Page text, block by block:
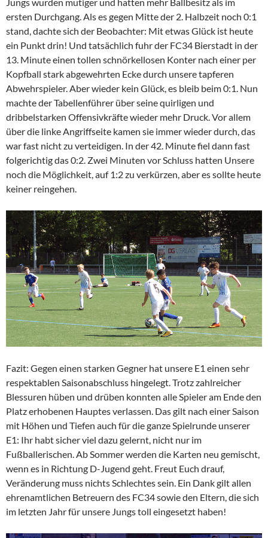
ersten Durchgang. Als es gegen Mitte der 2. Halbzeit noch 0:1
stand, dachte sich der Beobachter: Mit etwas Glück ist heute
ein Punkt drin! Und tatsächlich fuhr der FC34 Bierstadt in der
13. Minute einen tollen schnörkellosen Konter nach einer per
Kopfball stark abgewehrten Ecke durch unsere tapferen
Abwehrspieler. Aber wieder kein Glück, es bleib beim 0:1. Nun
machte der Tabellenführer über seine quirligen und
dribbelstarken Offensivkräfte wieder mehr Druck. Vor allem
über die linke Angriffseite kamen sie immer wieder durch, das
war fast nicht zu verteidigen. In der 42. Minute fiel dann fast
folgerichtig das 0:2. Zwei Minuten vor Schluss hatten Unsere
noch die Möglichkeit, auf 1:2 zu verkürzen, aber es sollte heute
keiner reingehen.
Fazit: Gegen einen starken Gegner hat unsere E1 einen sehr
respektablen Saisonabschluss hingelegt. Trotz zahlreicher
Blessuren hüben und drüben konnten alle Spieler am Ende den
Platz erhobenen Hauptes verlassen. Das gilt nach einer Saison
mit Höhen und Tiefen auch für die ganze Spielrunde unserer
E1: Ihr habt sicher viel dazu gelernt, nicht nur im
Fußballerischen. Ab Sommer werden die Karten neu gemischt,
wenn es in Richtung D-Jugend geht. Freut Euch drauf,
Veränderung muss nichts Schlechtes sein. Ein Dank gilt allen
ehrenamtlichen Betreuern des FC34 sowie den Eltern, die sich
im letzten Jahr für unsere Jungs toll eingesetzt haben!